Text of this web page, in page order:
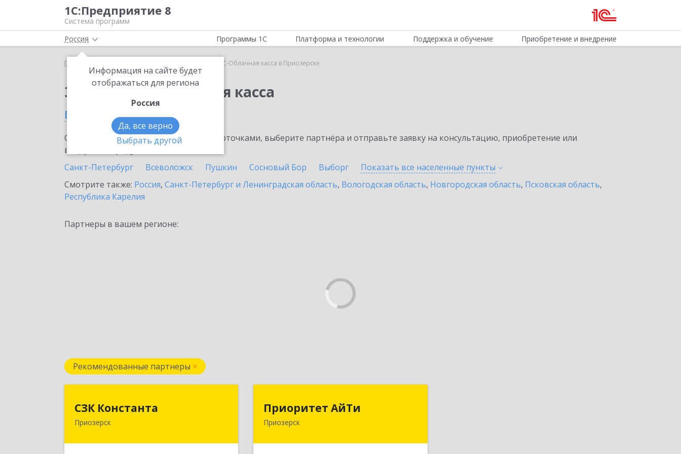
1С:Предприятие 8
Система программ
Россия
Информация на сайте будет
отображаться для региона
Россия
Да, все верно
Выбрать другой
Программы 1С Платформа и технологии Поддержка и обучение Приобретение и внедрение
Главная 1С-Облачная касса в Приозерске
Заказать 1С-Облачная касса
в Приозерске
Ознакомьтесь с информационными карточками, выберите партнёра и отправьте заявку на консультацию, приобретение или
внедрение продукта.
Санкт-Петербург
Всеволожск Пушкин Сосновый Бор Выборг Показать все населенные пункты
Смотрите также: Россия, Санкт-Петербург и Ленинградская область, Вологодская область, Новгородская область, Псковская область,
Республика Карелия
Партнеры в вашем регионе:
Рекомендованные партнеры
СЗК Константа
Приозерск
Приоритет АйТи
Приозерск
Приоритет АйТи